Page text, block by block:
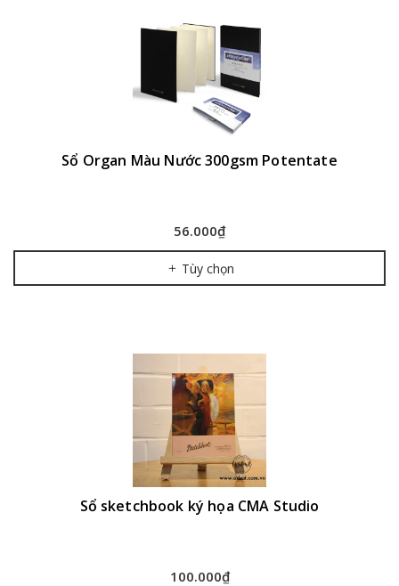
Sổ Organ Màu Nước 300gsm Potentate
56.000₫
Tùy chọn
Sổ sketchbook ký họa CMA Studio
100.000₫